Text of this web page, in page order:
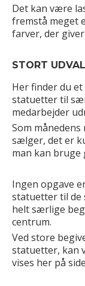
Det kan være
fremstå meget
farver, der
STORT
Her finder du
statuetter til
medarbejder
Som
sælger, det er
man kan bruge
Ingen opgave
statuetter til de
helt særlige
centrum.
Ved store
statuetter, kan
vises her på